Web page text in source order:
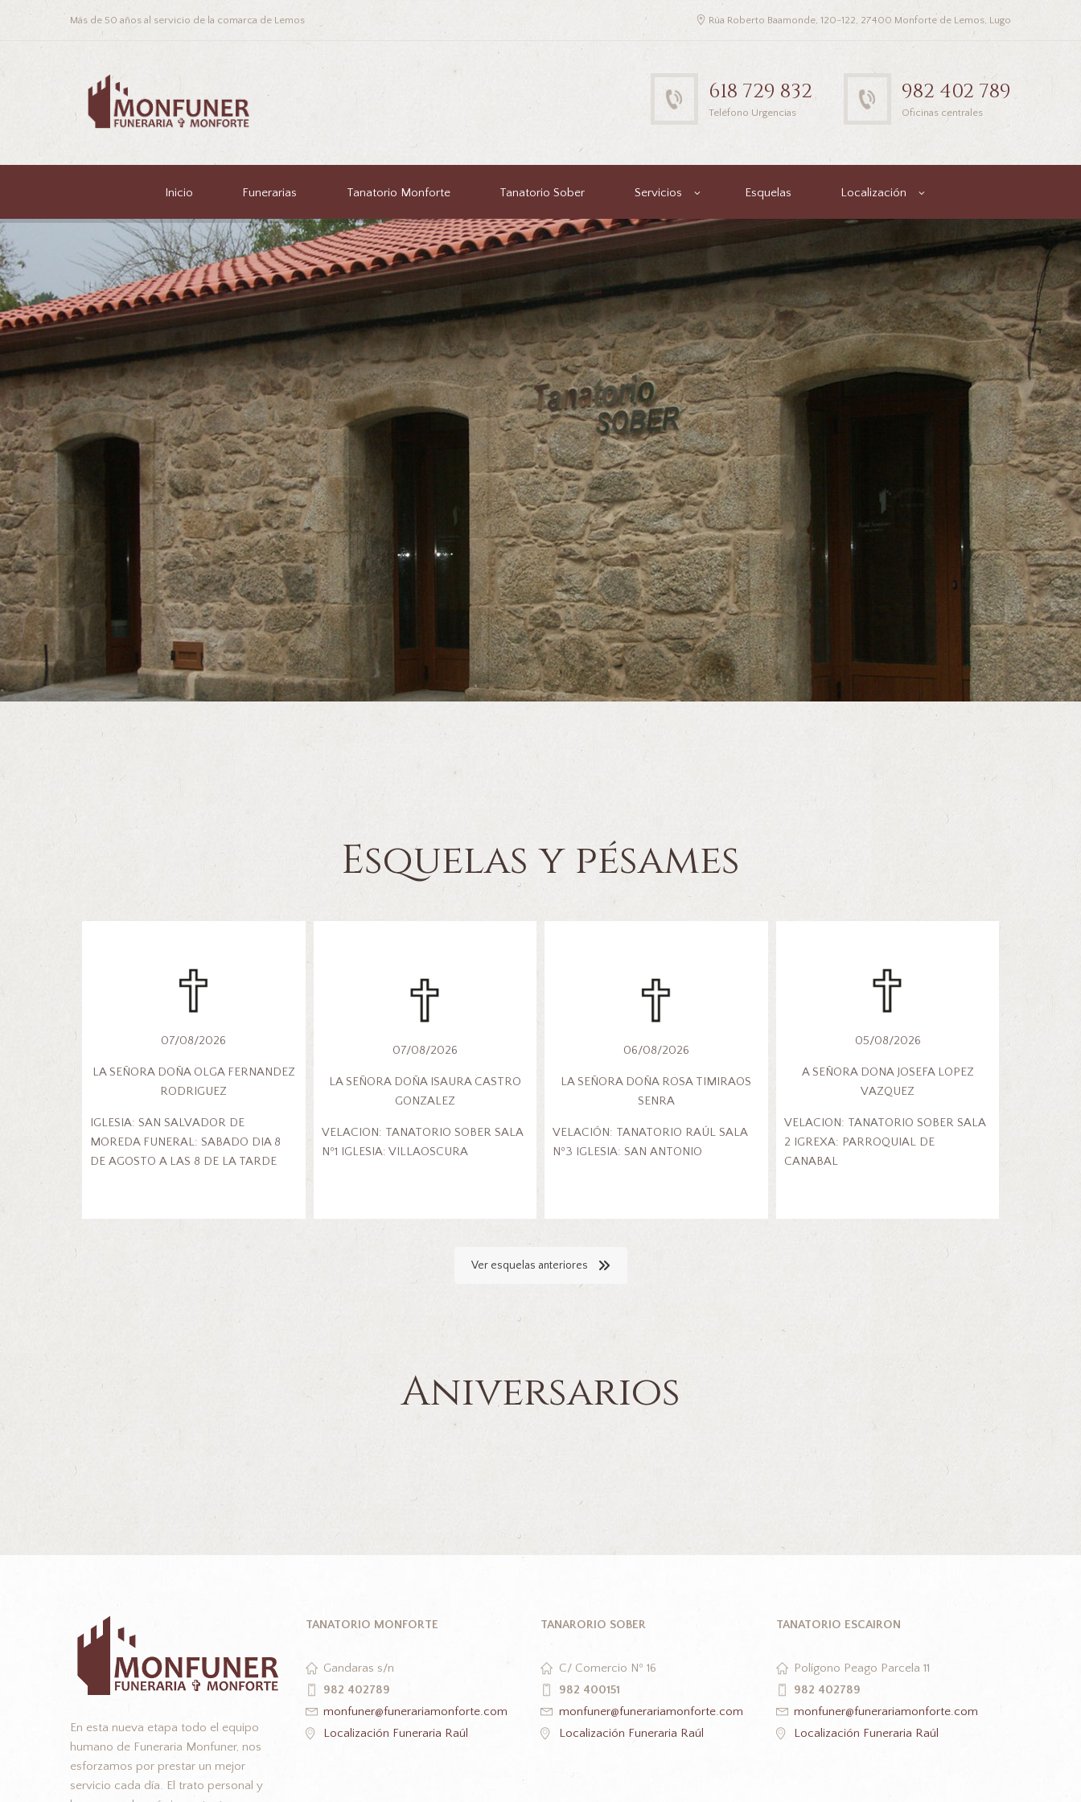
Más de 50 años al servicio de la comarca de Lemos Rúa Roberto Baamonde, 120-122, 27400 Monforte de Lemos, Lugo
. 618 729 832
Teléfono Urgencias
982 402 789
Oficinas centrales
Inicio Funerarias Tanatorio Monforte Tanatorio Sober Servicios Esquelas Localización
Esquelas y pésames
07/08/2026
LA SEÑORA DOÑA OLGA FERNANDEZ
RODRIGUEZ
IGLESIA: SAN SALVADOR DE
MOREDA FUNERAL: SABADO DIA 8
DE AGOSTO A LAS 8 DE LA TARDE
07/08/2026
LA SEÑORA DOÑA ISAURA CASTRO
GONZALEZ
VELACION: TANATORIO SOBER SALA
Nº1 IGLESIA: VILLAOSCURA
06/08/2026
LA SEÑORA DOÑA ROSA TIMIRAOS
SENRA
VELACIÓN: TANATORIO RAÚL SALA
Nº3 IGLESIA: SAN ANTONIO
05/08/2026
A SEÑORA DONA JOSEFA LOPEZ
VAZQUEZ
VELACION: TANATORIO SOBER SALA
2 IGREXA: PARROQUIAL DE
CANABAL
Ver esquelas anteriores
Aniversarios
En esta nueva etapa todo el equipo
humano de Funeraria Monfuner, nos
esforzamos por prestar un mejor
servicio cada día. El trato personal y
TANATORIO MONFORTE
Gandaras s/n
982 402789
monfuner@funerariamonforte.com
Localización Funeraria Raúl
TANARORIO SOBER
C/ Comercio Nº 16
982 400151
monfuner@funerariamonforte.com
Localización Funeraria Raúl
TANATORIO ESCAIRON
Polígono Peago Parcela 11
982 402789
monfuner@funerariamonforte.com
Localización Funeraria Raúl